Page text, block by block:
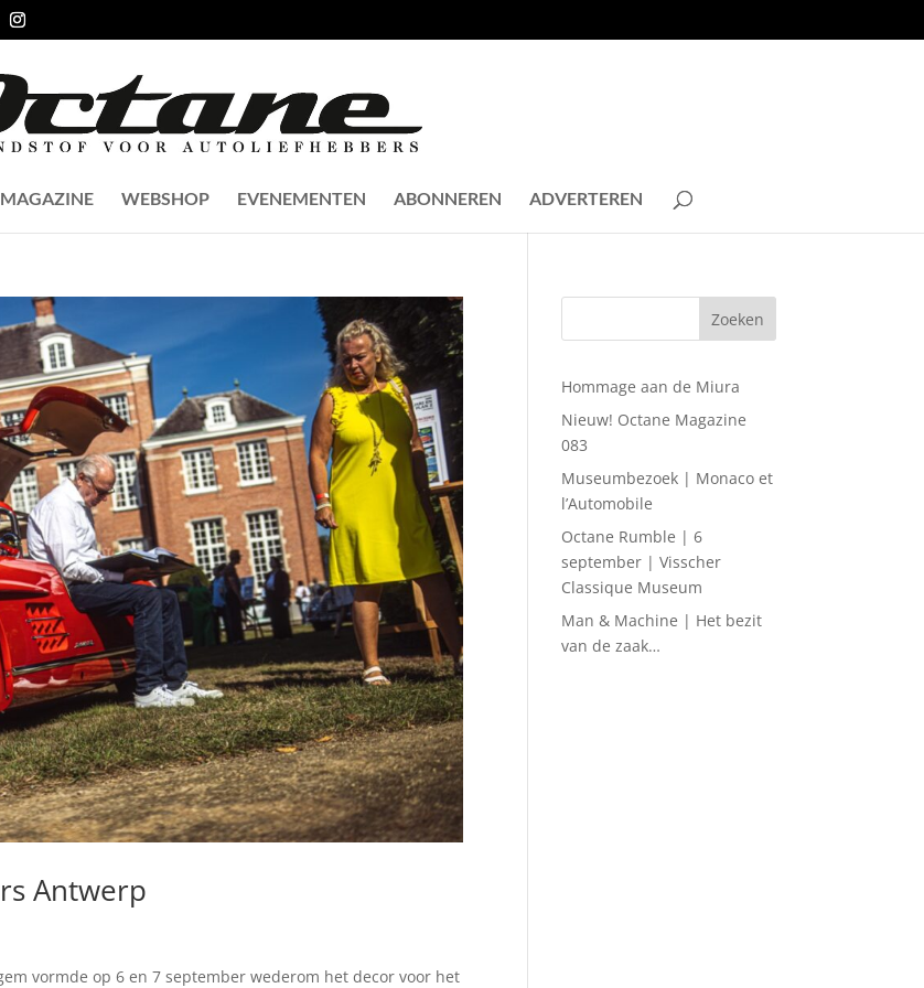
WEBSHOP EVENEMENTEN ABONNEREN ADVERTEREN
Antwerp
vormde op 6 en 7 september wederom het decor voor het
Hommage aan de Miura
Nieuw! Octane Magazine
083
Museumbezoek | Monaco et
l’Automobile
Octane Rumble | 6
september | Visscher
Classique Museum
Man & Machine | Het bezit
van de zaak…